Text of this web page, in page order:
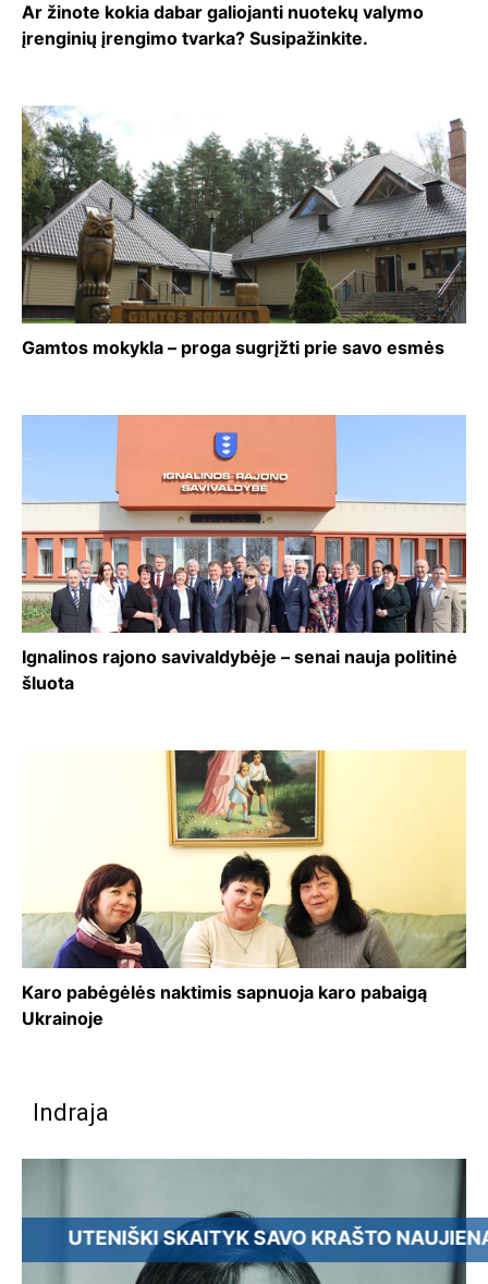
Ar žinote kokia dabar galiojanti nuotekų valymo
įrenginių įrengimo tvarka? Susipažinkite.
Gamtos mokykla – proga sugrįžti prie savo esmės
Ignalinos rajono savivaldybėje – senai nauja politinė
šluota
Karo pabėgėlės naktimis sapnuoja karo pabaigą
Ukrainoje
Indraja
SKAITYK SAVO KRAŠTO NAUJIENAS -